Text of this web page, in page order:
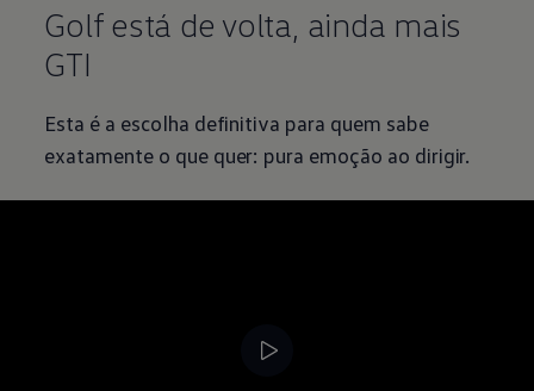
Golf está de volta, ainda mais
GTI
Esta é a escolha definitiva para quem sabe
exatamente o que quer: pura emoção ao dirigir.